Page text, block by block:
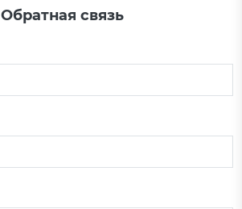
Обратная связь